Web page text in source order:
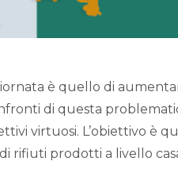
è quello di
di questa
virtuosi. L’obiettivo è
rifiuti prodotti a livello